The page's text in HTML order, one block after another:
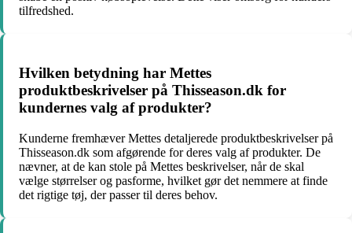
tilfredshed.
Hvilken betydning har Mettes
produktbeskrivelser på Thisseason.dk for
kundernes valg af produkter?
Kunderne fremhæver Mettes detaljerede produktbeskrivelser på
Thisseason.dk som afgørende for deres valg af produkter. De
nævner, at de kan stole på Mettes beskrivelser, når de skal
vælge størrelser og pasforme, hvilket gør det nemmere at finde
det rigtige tøj, der passer til deres behov.